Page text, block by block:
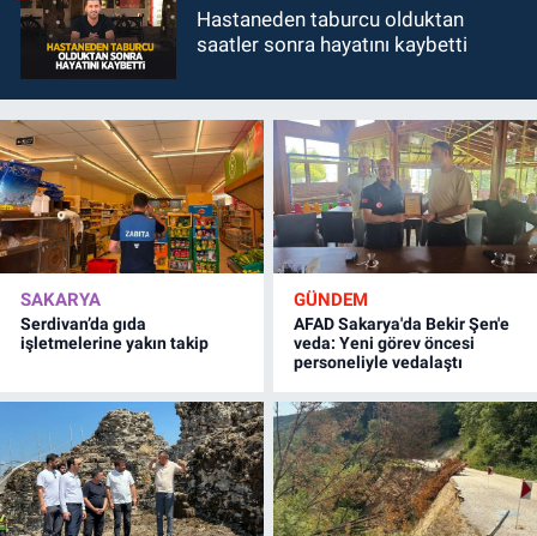
Hastaneden taburcu olduktan
saatler sonra hayatını kaybetti
SAKARYA
Serdivan’da gıda
işletmelerine yakın takip
GÜNDEM
AFAD Sakarya'da Bekir Şen'e
veda: Yeni görev öncesi
personeliyle vedalaştı